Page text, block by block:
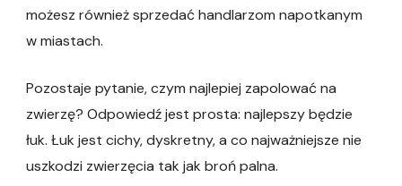
możesz również sprzedać handlarzom napotkanym
w miastach.
Pozostaje pytanie, czym najlepiej zapolować na
zwierzę? Odpowiedź jest prosta: najlepszy będzie
łuk. Łuk jest cichy, dyskretny, a co najważniejsze nie
uszkodzi zwierzęcia tak jak broń palna.